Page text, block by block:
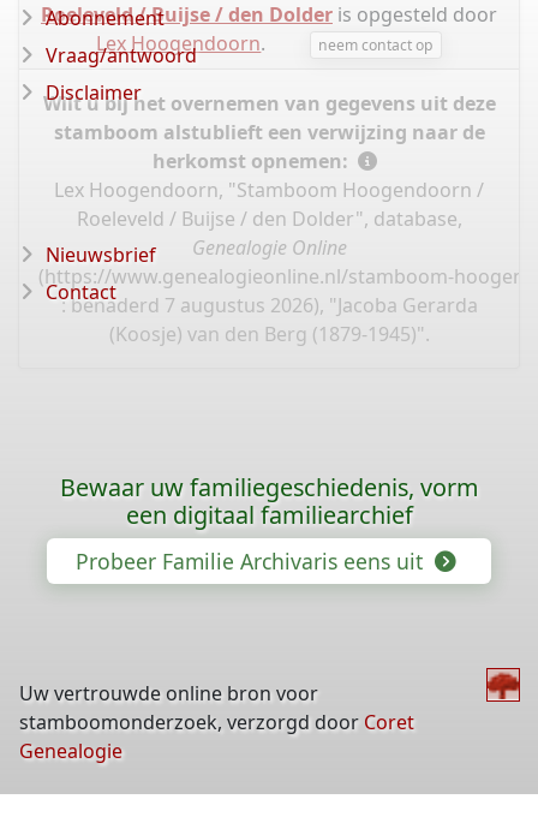
Roeleveld / Buijse / den Dolder is opgesteld door
Lex Hoogendoorn. neem contact op
Wilt u bij het overnemen van gegevens uit deze
stamboom alstublieft een verwijzing naar de
herkomst opnemen:
Lex Hoogendoorn, "Stamboom Hoogendoorn /
Roeleveld / Buijse / den Dolder", database,
Genealogie Online
(https://www.genealogieonline.nl/stamboom-
: benaderd 7 augustus 2026), "Jacoba Gerarda
(Koosje) van den Berg (1879-1945)".
Abonnement
Vraag/antwoord
Disclaimer
Nieuwsbrief
Contact
Bewaar uw familiegeschiedenis, vorm
een digitaal familiearchief
Probeer Familie Archivaris eens uit
Uw vertrouwde online bron voor
stamboomonderzoek, verzorgd door Coret
Genealogie